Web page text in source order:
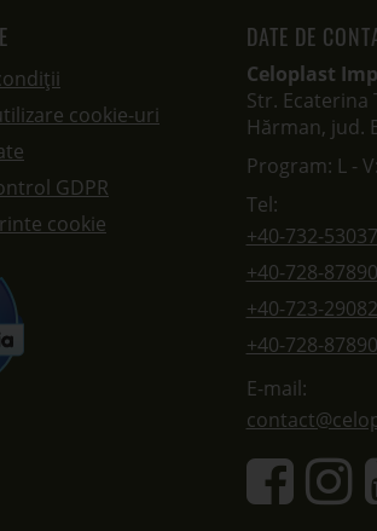
cookie-uri
GDPR
cookie
DATE DE
Celoplast
Str.
Hărman, jud.
Program: L -
Tel:
+40-732-
+40-728-
+40-723-
+40-728-
E-mail: